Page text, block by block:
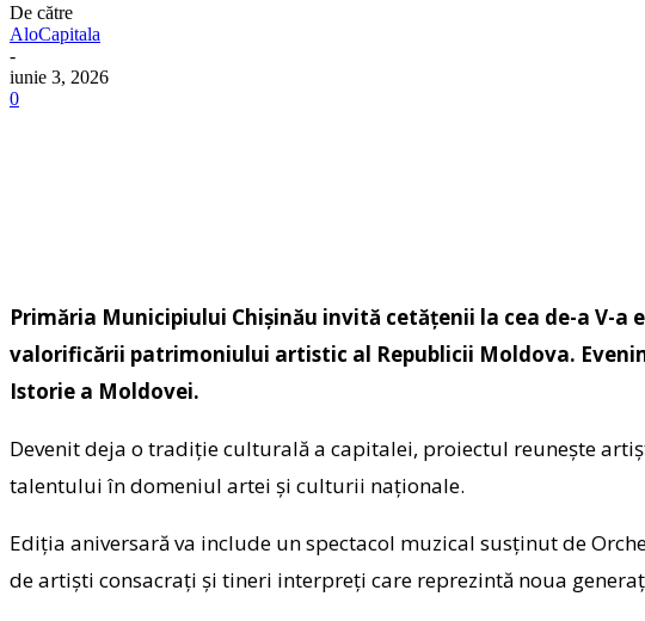
De către
AloCapitala
-
iunie 3, 2026
0
Primăria Municipiului Chișinău invită cetățenii la cea de-a V-
valorificării patrimoniului artistic al Republicii Moldova.
Istorie a Moldovei.
Devenit deja o tradiție culturală a capitalei, proiectul reunește
talentului în domeniul artei și culturii naționale.
Ediția aniversară va include un spectacol muzical susținut de
de artiști consacrați și tineri interpreți care reprezintă noua